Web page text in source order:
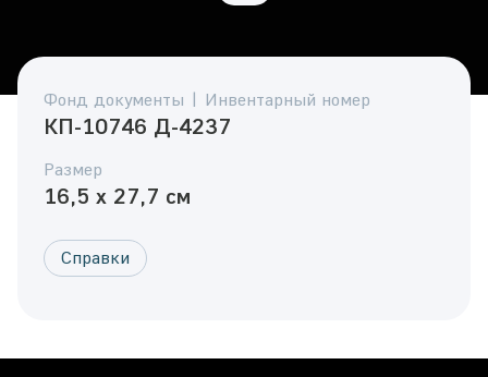
Фонд документы | Инвентарный номер
КП-10746 Д-4237
Размер
16,5 x 27,7 см
Справки